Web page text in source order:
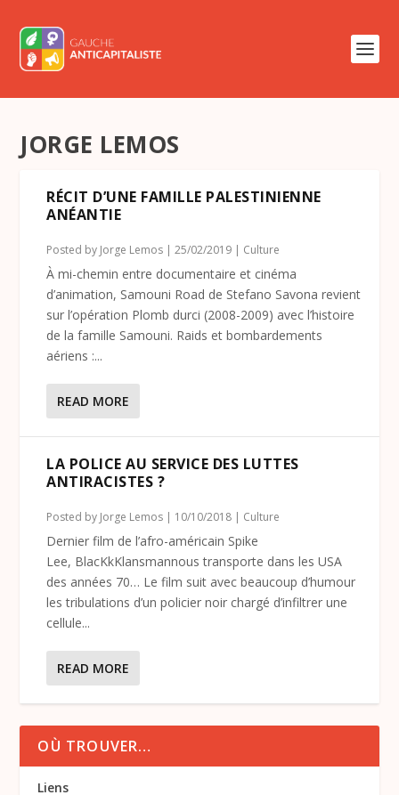
JORGE LEMOS
RÉCIT D’UNE FAMILLE PALESTINIENNE
ANÉANTIE
Posted by Jorge Lemos |25/02/2019 | Culture
À mi-chemin entre documentaire et cinéma
d’animation, Samouni Road de Stefano Savona revient
sur l’opération Plomb durci (2008-2009) avec l’histoire
de la famille Samouni. Raids et bombardements
aériens :...
READ MORE
LA POLICE AU SERVICE DES LUTTES
ANTIRACISTES ?
Posted by Jorge Lemos | 10/10/2018 | Culture
Dernier film de l’afro-américain Spike
Lee, BlacKkKlansmannous transporte dans les USA
des années 70… Le film suit avec beaucoup d’humour
les tribulations d’un policier noir chargé d’infiltrer une
cellule...
READ MORE
OÙ TROUVER…
Liens